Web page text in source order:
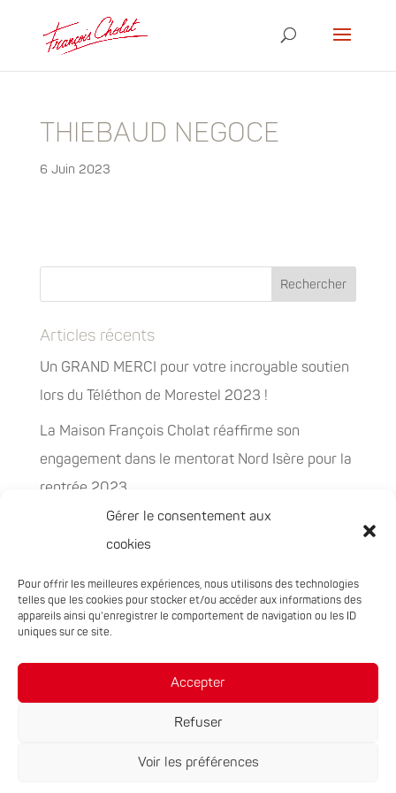
Gérer le consentement aux
cookies
Pour offrir les meilleures expériences, nous utilisons des technologies
telles que les cookies pour stocker et/ou accéder aux informations des
appareils ainsi qu'enregistrer le comportement de navigation ou les ID
uniques sur ce site.
Accepter
Refuser
Voir les préférences
THIEBAUD NEGOCE
6 Juin 2023
Articles récents
Un GRAND MERCI pour votre incroyable soutien
lors du Téléthon de Morestel 2023 !
La Maison François Cholat réaffirme son
engagement dans le mentorat Nord Isère pour la
rentrée 2023
La Maison François Cholat accueil et participe à
la préservation des espaces naturels sensibles
PEPITES, la nouvelle filière chanvre en
Auvergne-Rhône-Alpes